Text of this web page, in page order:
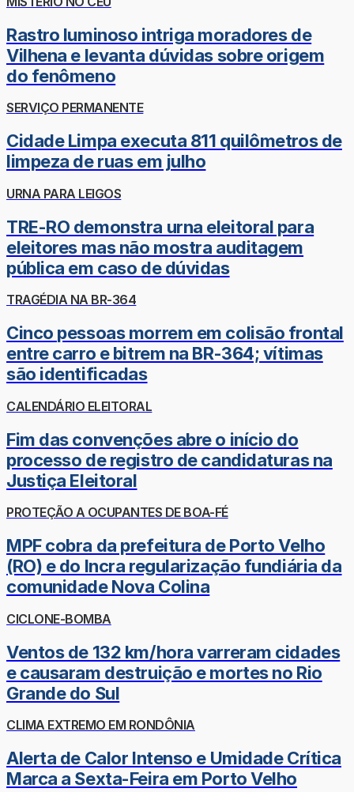
Rastro luminoso intriga moradores de
Vilhena e levanta dúvidas sobre origem
do fenômeno
SERVIÇO PERMANENTE
Cidade Limpa executa 811 quilômetros de
limpeza de ruas em julho
URNA PARA LEIGOS
TRE-RO demonstra urna eleitoral para
eleitores mas não mostra auditagem
pública em caso de dúvidas
TRAGÉDIA NA BR-364
Cinco pessoas morrem em colisão frontal
entre carro e bitrem na BR-364; vítimas
são identificadas
CALENDÁRIO ELEITORAL
Fim das convenções abre o início do
processo de registro de candidaturas na
Justiça Eleitoral
PROTEÇÃO A OCUPANTES DE BOA-FÉ
MPF cobra da prefeitura de Porto Velho
(RO) e do Incra regularização fundiária da
comunidade Nova Colina
CICLONE-BOMBA
Ventos de 132 km/hora varreram cidades
e causaram destruição e mortes no Rio
Grande do Sul
CLIMA EXTREMO EM RONDÔNIA
Alerta de Calor Intenso e Umidade Crítica
Marca a Sexta-Feira em Porto Velho